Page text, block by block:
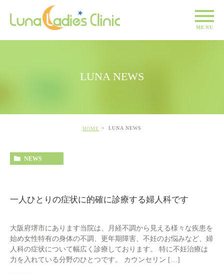
LUNA NEWS
HOME LUNA NEWS
NEWS
一人ひとりの症状に的確に診療する婦人科です
大阪府堺市にあります当院は、月経不調から見える様々な疾患を
始め女性特有の身体の不調、更年期障害、不妊のお悩みなど、婦
人科の症状について幅広く診療しております。 特に不妊治療は
力を入れている分野のひとつです。 カウンセリン […]